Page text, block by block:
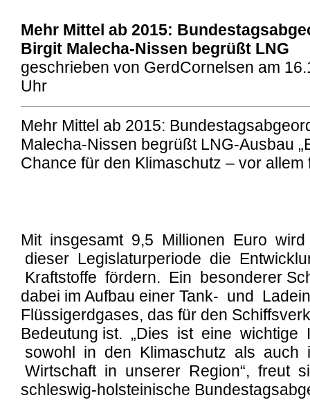
Mehr Mittel ab 2015:
Birgit Malecha-Nissen begrüßt LNG
geschrieben von GerdCornelsen am
Uhr
Mehr Mittel ab 2015:
Malecha-Nissen begrüßt LNG-Ausbau
Chance für den Klimaschutz – vor allem
Mit insgesamt 9,5 Millionen Euro
dieser Legislaturperiode die
Kraftstoffe fördern. Ein besonderer
dabei im Aufbau einer Tank- und
Flüssigerdgases, das für den
Bedeutung ist. „Dies ist eine wichtige
sowohl in den Klimaschutz als auch
Wirtschaft in unserer Region“, freut
schleswig-holsteinische